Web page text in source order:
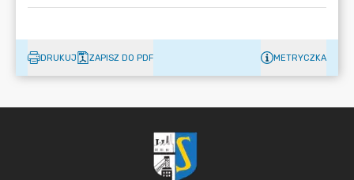
DRUKUJ ZAPISZ DO PDF METRYCZKA